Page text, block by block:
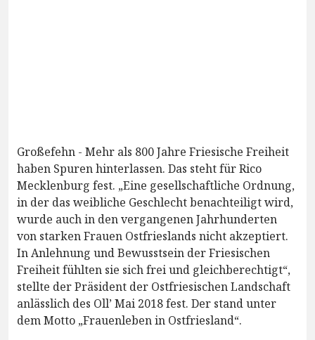
Großefehn - Mehr als 800 Jahre Friesische Freiheit
haben Spuren hinterlassen. Das steht für Rico
Mecklenburg fest. „Eine gesellschaftliche Ordnung,
in der das weibliche Geschlecht benachteiligt wird,
wurde auch in den vergangenen Jahrhunderten
von starken Frauen Ostfrieslands nicht akzeptiert.
In Anlehnung und Bewusstsein der Friesischen
Freiheit fühlten sie sich frei und gleichberechtigt“,
stellte der Präsident der Ostfriesischen Landschaft
anlässlich des Oll’ Mai 2018 fest. Der stand unter
dem Motto „Frauenleben in Ostfriesland“.